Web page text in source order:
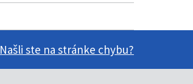
Našli ste na stránke chybu?